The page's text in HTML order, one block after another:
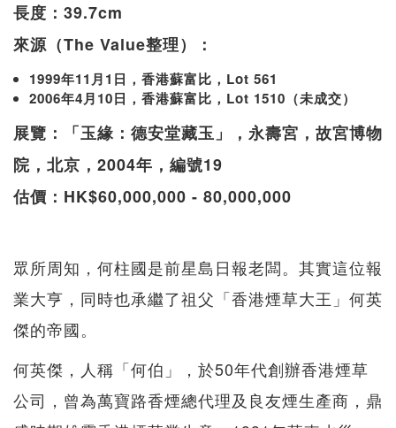
長度：39.7cm
來源（The Value整理）：
1999年11月1日，香港蘇富比，Lot 561
2006年4月10日，香港蘇富比，Lot 1510（未成交）
展覽：「玉緣：德安堂藏玉」，永壽宮，故宮博物
院，北京，2004年，編號19
估價：HK$60,000,000 - 80,000,000
眾所周知，何柱國是前星島日報老闆。其實這位報
業大亨，同時也承繼了祖父「香港煙草大王」何英
傑的帝國。
何英傑，人稱「何伯」，於50年代創辦香港煙草
公司，曾為萬寶路香煙總代理及良友煙生產商，鼎